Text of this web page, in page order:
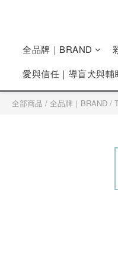
全品牌｜BRAND
愛與信任｜導盲犬與輔
全部商品 / 全品牌｜BRAND /